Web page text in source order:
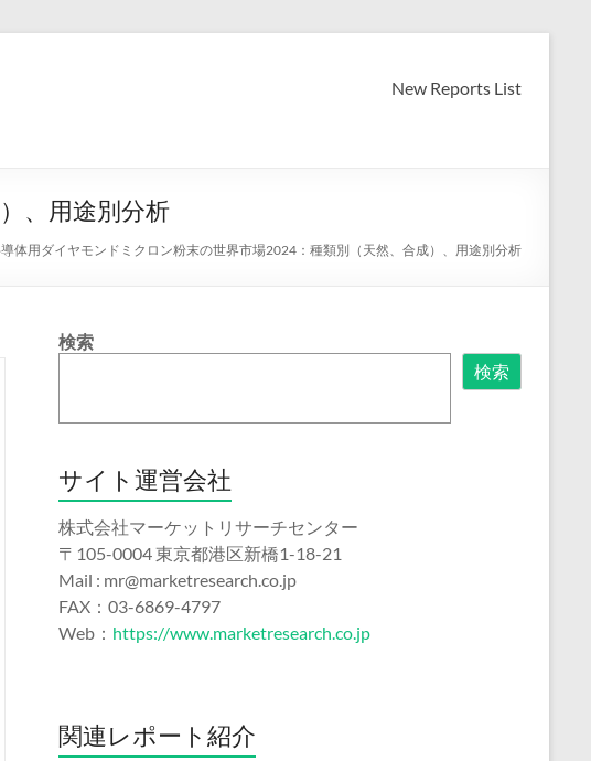
New Reports List
、用途別分析
体用ダイヤモンドミクロン粉末の世界市場2024：種類別（天然、合成）、用途別分析
検索
検索
サイト運営会社
株式会社マーケットリサーチセンター
〒105-0004 東京都港区新橋1-18-21
Mail : mr@marketresearch.co.jp
FAX：03-6869-4797
Web： https://www.marketresearch.co.jp
関連レポート紹介